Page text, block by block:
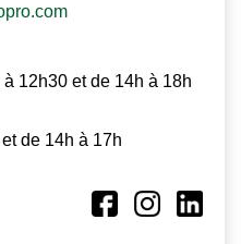
12h30 et de 14h à 18h
de 14h à 17h